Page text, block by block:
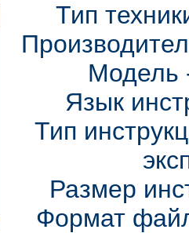
Тип
Модель
Язык
Тип
Размер
Формат